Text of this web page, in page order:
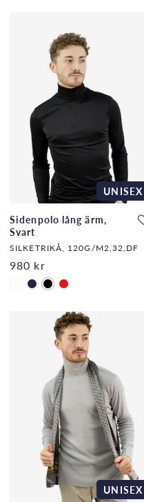
UNISEX
Sidenpolo lång ärm,
Svart
SILKETRIKÅ, 120G/M2,32,DF
980 kr
UNISEX